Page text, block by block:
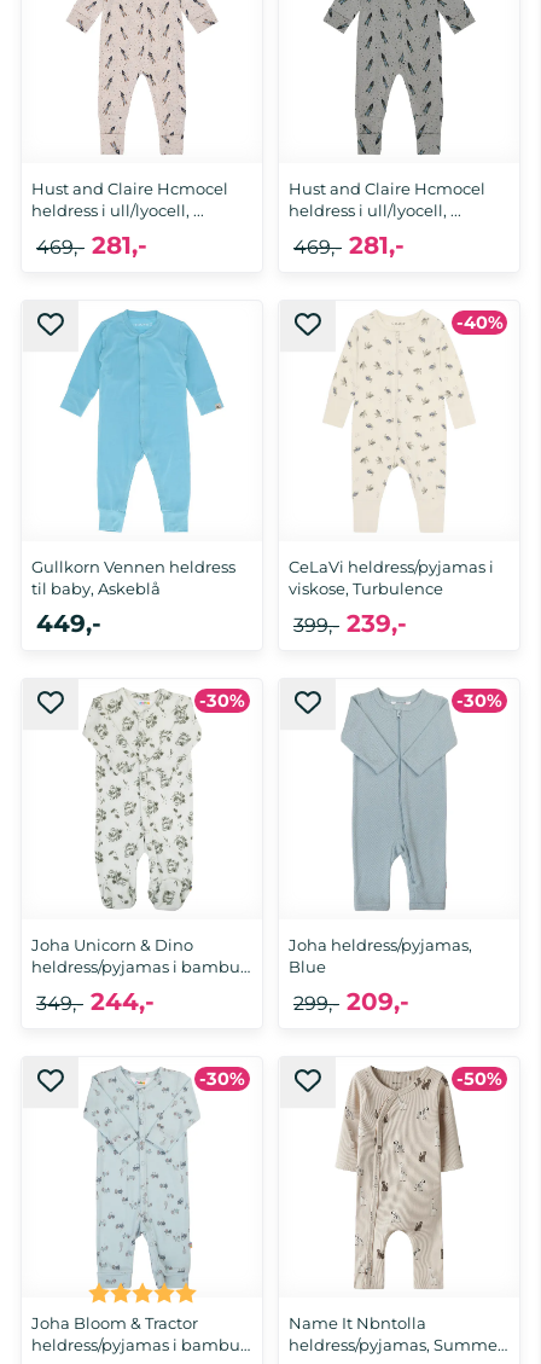
Hust and Claire Hcmocel
heldress i ull/lyocell, ...
74, 92, 98
281,-
469,-
Hust and Claire Hcmocel
heldress i ull/lyocell, ...
62, 68, 74, 80, 86, 92
281,-
469,-
Gullkorn Vennen heldress
til baby, Askeblå
68, 74, 80, 86
449,-
-40%
CeLaVi heldress/pyjamas i
viskose, Turbulence
60, 80, 90, 100
239,-
399,-
-30%
Joha Unicorn & Dino
heldress/pyjamas i bambus,
50, 70
244,-
349,-
-30%
Joha heldress/pyjamas,
Blue
60, 70, 80, 90
209,-
299,-
-30%
Joha Bloom & Tractor
heldress/pyjamas i bambus,
Karakter: 5.0 av 5 mulige
-50%
Name It Nbntolla
heldress/pyjamas, Summer